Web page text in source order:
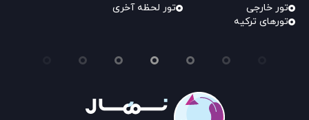
تور خارجی
تور لحظه آخری
تورهای ترکیه